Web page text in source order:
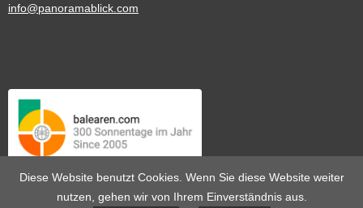
info@panoramablick.com
Diese Website benutzt Cookies. Wenn Sie diese Website weiter
nutzen, gehen wir von Ihrem Einverständnis aus.